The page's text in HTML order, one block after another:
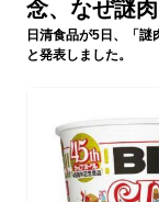
念、なぜ謎
日清食品が5日、「
と発表しました。